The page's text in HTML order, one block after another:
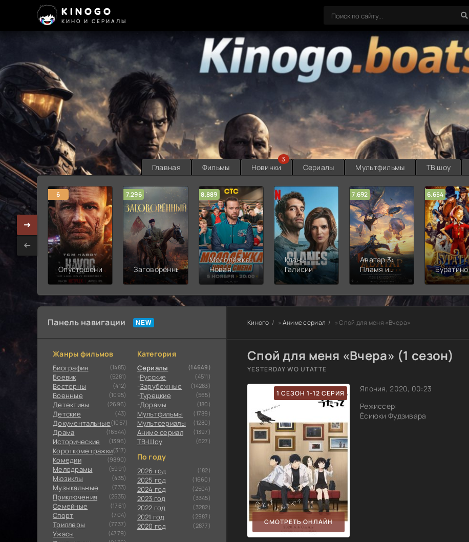
KINOGO
КИНО И СЕРИАЛЫ
Главная Фильмы Новинки
3
Сериалы Мультфильмы ТВ шоу
6
Опустошение
7.296
Заговорённый
8.889
Молодёжка:
Новая
смена
Кланы
Галисии
7.692
Аватар 3:
Пламя и
пепел
6.654
Буратино
Панель навигации
Жанры фильмов
Биография (1485)
Боевик (5281)
Вестерны (412)
Военные (1095)
Детективы (2696)
Детские (43)
Документальные(1057)
Драма (16544)
Исторические (1396)
Короткометражки(317)
Комедии (9890)
Мелодрамы (5991)
Мюзиклы (435)
Музыкальные (733)
Приключения (2535)
Семейные (1761)
Cпорт (704)
Триллеры (7737)
Ужасы (4779)
Категория
Сериалы (14649)
Русские (4511)
Зарубежные (14283)
Турецкие (565)
Дорамы (180)
Мультфильмы (1789)
Мультсериалы (1280)
Аниме сериал (1397)
ТВ-Шоу (627)
По году
2026 год (182)
2025 год (1660)
2024 год (2504)
2023 год (3345)
2022 год (3282)
2021 год (2987)
2020 год (2877)
Киного » Аниме сериал » Спой для меня «Вчера»
Спой для меня «Вчера» (1 сезон)
YESTERDAY WO UTATTE
1 СЕЗОН 1-12 СЕРИЯ
СМОТРЕТЬ ОНЛАЙН
Япония, 2020, 00:23
Режиссер:
Ёсиюки Фудзивара